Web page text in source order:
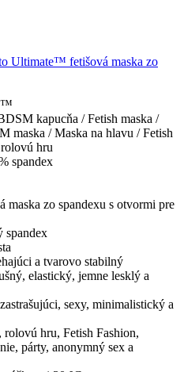
Ultimate™ fetišová maska zo
kapucňa / Fetish maska /
maska / Maska na hlavu / Fetish
hru
spandex
maska zo spandexu s otvormi pre
spandex
a tvarovo stabilný
elastický, jemne lesklý a
sexy, minimalistický a
hru, Fetish Fashion,
párty, anonymný sex a